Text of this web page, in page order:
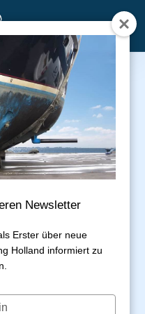
Newsletter
Erster über neue
Holland informiert zu